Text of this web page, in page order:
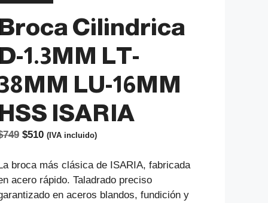
Broca Cilindrica
D-1.3MM LT-
LU-16MM
HSS ISARIA
749 El
original
era:
$749.
$510El
actual
es:
$510.
(IVA incluido)
broca más clásica de ISARIA, fabricada
acero rápido. Taladrado preciso
en aceros blandos, fundición y